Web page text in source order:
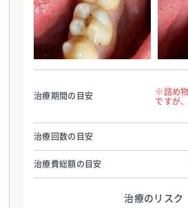
ヒロデンタルクリニック
TEL:0729525566
ヒロデン
治療期間の目安
※詰め
ですが
治療回数の目安
治療費総額の目安
治療のリスク